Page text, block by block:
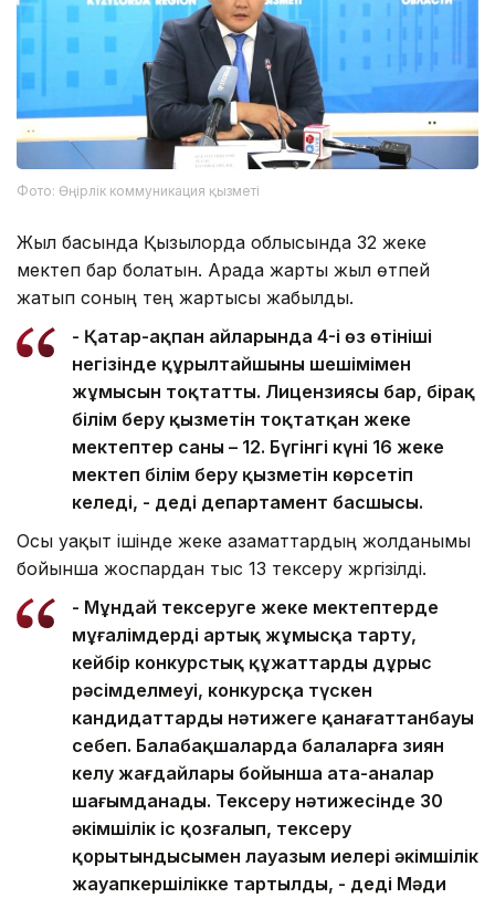
Фото: Өңірлік коммуникация қызметі
Жыл басында Қызылорда облысында 32 жеке
мектеп бар болатын. Арада жарты жыл өтпей
жатып соның тең жартысы жабылды.
- Қаңтар-ақпан айларында 4-і өз өтініші
негізінде құрылтайшының шешімімен
жұмысын тоқтатты. Лицензиясы бар, бірақ
білім беру қызметін тоқтатқан жеке
мектептер саны – 12. Бүгінгі күні 16 жеке
мектеп білім беру қызметін көрсетіп
келеді, - деді департамент басшысы.
Осы уақыт ішінде жеке азаматтардың жолданымы
бойынша жоспардан тыс 13 тексеру жүргізілді.
- Мұндай тексеруге жеке мектептерде
мұғалімдерді артық жұмысқа тарту,
кейбір конкурстық құжаттардың дұрыс
рәсімделмеуі, конкурсқа түскен
кандидаттардың нәтижеге қанағаттанбауы
себеп. Балабақшаларда балаларға зиян
келу жағдайлары бойынша ата-аналар
шағымданады. Тексеру нәтижесінде 30
әкімшілік іс қозғалып, тексеру
қорытындысымен лауазым иелері әкімшілік
жауапкершілікке тартылды, - деді Мәди